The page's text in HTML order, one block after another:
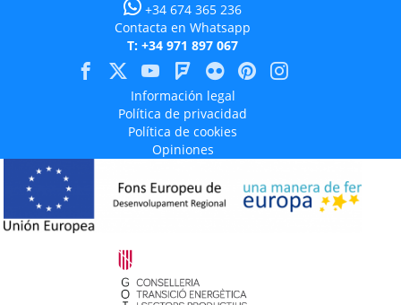
+34 674 365 236
Contacta en Whatsapp
T: +34 971 897 067
Información legal
Política de privacidad
Política de cookies
Opiniones